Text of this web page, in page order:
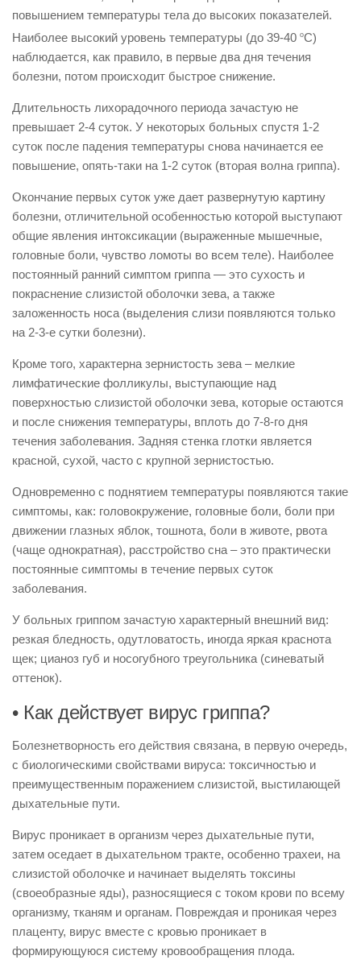
повышением температуры тела до высоких показателей.
Наиболее высокий уровень температуры (до 39-40 оС)
наблюдается, как правило, в первые два дня течения
болезни, потом происходит быстрое снижение.
Длительность лихорадочного периода зачастую не
превышает 2-4 суток. У некоторых больных спустя 1-2
суток после падения температуры снова начинается ее
повышение, опять-таки на 1-2 суток (вторая волна гриппа).
Окончание первых суток уже дает развернутую картину
болезни, отличительной особенностью которой выступают
общие явления интоксикации (выраженные мышечные,
головные боли, чувство ломоты во всем теле). Наиболее
постоянный ранний симптом гриппа — это сухость и
покраснение слизистой оболочки зева, а также
заложенность носа (выделения слизи появляются только
на 2-3-е сутки болезни).
Кроме того, характерна зернистость зева – мелкие
лимфатические фолликулы, выступающие над
поверхностью слизистой оболочки зева, которые остаются
и после снижения температуры, вплоть до 7-8-го дня
течения заболевания. Задняя стенка глотки является
красной, сухой, часто с крупной зернистостью.
Одновременно с поднятием температуры появляются такие
симптомы, как: головокружение, головные боли, боли при
движении глазных яблок, тошнота, боли в животе, рвота
(чаще однократная), расстройство сна – это практически
постоянные симптомы в течение первых суток
заболевания.
У больных гриппом зачастую характерный внешний вид:
резкая бледность, одутловатость, иногда яркая краснота
щек; цианоз губ и носогубного треугольника (синеватый
оттенок).
• Как действует вирус гриппа?
Болезнетворность его действия связана, в первую очередь,
с биологическими свойствами вируса: токсичностью и
преимущественным поражением слизистой, выстилающей
дыхательные пути.
Вирус проникает в организм через дыхательные пути,
затем оседает в дыхательном тракте, особенно трахеи, на
слизистой оболочке и начинает выделять токсины
(своеобразные яды), разносящиеся с током крови по всему
организму, тканям и органам. Повреждая и проникая через
плаценту, вирус вместе с кровью проникает в
формирующуюся систему кровообращения плода.